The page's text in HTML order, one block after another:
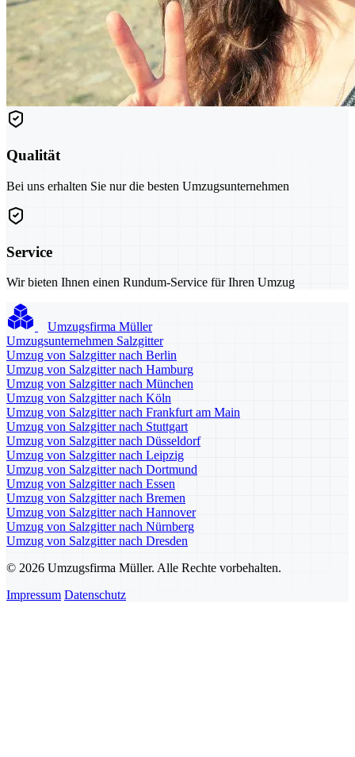
Qualität
Bei uns erhalten Sie nur die besten Umzugsunternehmen
Service
Wir bieten Ihnen einen Rundum-Service für Ihren Umzug
Umzugsfirma Müller
Umzugsunternehmen Salzgitter
Umzug von Salzgitter nach Berlin
Umzug von Salzgitter nach Hamburg
Umzug von Salzgitter nach München
Umzug von Salzgitter nach Köln
Umzug von Salzgitter nach Frankfurt am Main
Umzug von Salzgitter nach Stuttgart
Umzug von Salzgitter nach Düsseldorf
Umzug von Salzgitter nach Leipzig
Umzug von Salzgitter nach Dortmund
Umzug von Salzgitter nach Essen
Umzug von Salzgitter nach Bremen
Umzug von Salzgitter nach Hannover
Umzug von Salzgitter nach Nürnberg
Umzug von Salzgitter nach Dresden
© 2026 Umzugsfirma Müller. Alle Rechte vorbehalten.
Impressum Datenschutz